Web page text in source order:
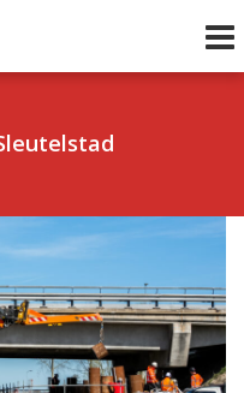
0 Volgend uur